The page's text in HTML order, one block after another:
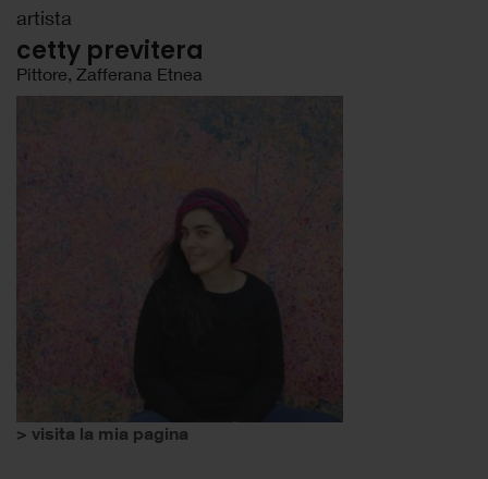
artista
cetty previtera
Pittore, Zafferana Etnea
> visita la mia pagina